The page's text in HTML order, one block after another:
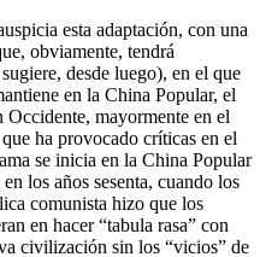
esta adaptación, con una
obviamente, tendrá
desde luego), en el que
en la China Popular, el
Occidente, mayormente en el
ha provocado críticas en el
se inicia en la China Popular
los años sesenta, cuando los
comunista hizo que los
en hacer “tabula rasa” con
civilización sin los “vicios” de